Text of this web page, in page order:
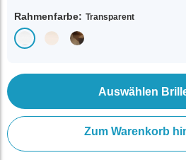
Rahmenfarbe: Transparent
Auswählen
Zum Warenkorb